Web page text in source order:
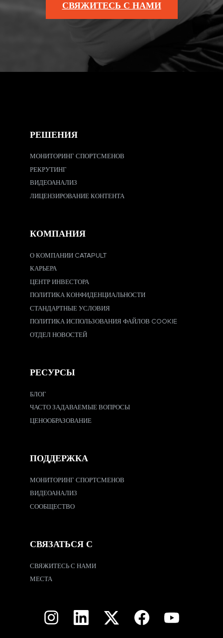
СВЯЖИТЕСЬ С НАМИ
РЕШЕНИЯ
МОНИТОРИНГ СПОРТСМЕНОВ
РЕКРУТИНГ
ВИДЕОАНАЛИЗ
ЛИЦЕНЗИРОВАНИЕ КОНТЕНТА
КОМПАНИЯ
О КОМПАНИИ CATAPULT
КАРЬЕРА
ЦЕНТР ИНВЕСТОРА
ПОЛИТИКА КОНФИДЕНЦИАЛЬНОСТИ
СТАНДАРТНЫЕ УСЛОВИЯ
ПОЛИТИКА ИСПОЛЬЗОВАНИЯ ФАЙЛОВ COOKIE
ОТДЕЛ НОВОСТЕЙ
РЕСУРСЫ
БЛОГ
ЧАСТО ЗАДАВАЕМЫЕ ВОПРОСЫ
ЦЕНООБРАЗОВАНИЕ
ПОДДЕРЖКА
МОНИТОРИНГ СПОРТСМЕНОВ
ВИДЕОАНАЛИЗ
СООБЩЕСТВО
СВЯЗАТЬСЯ С
СВЯЖИТЕСЬ С НАМИ
МЕСТА